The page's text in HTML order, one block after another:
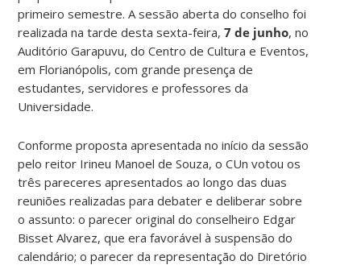
primeiro semestre. A sessão aberta do conselho foi
realizada na tarde desta sexta-feira,7 de junho, no
Auditório Garapuvu, do Centro de Cultura e Eventos,
em Florianópolis, com grande presença de
estudantes, servidores e professores da
Universidade.
Conforme proposta apresentada no início da sessão
pelo reitor Irineu Manoel de Souza, o CUn votou os
três pareceres apresentados ao longo das duas
reuniões realizadas para debater e deliberar sobre
o assunto: o parecer original do conselheiro Edgar
Bisset Alvarez, que era favorável à suspensão do
calendário; o parecer da representação do Diretório